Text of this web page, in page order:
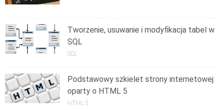
Tworzenie, usuwanie i modyfikacja tabel w
SQL
SQL
Podstawowy szkielet strony internetowej
oparty o HTML 5
HTML 5